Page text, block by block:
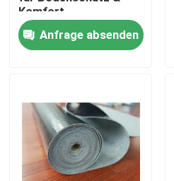
Zu Hause
Über uns
Werksbesichtigung
Komfort
Anfrage absenden